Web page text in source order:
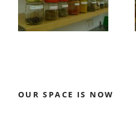
OUR SPACE IS NOW